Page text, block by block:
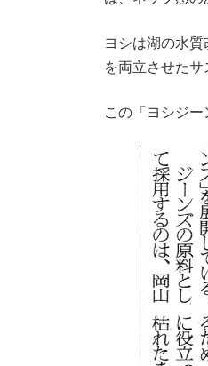
ヨシは湖の水
を両立させたサ
この「ヨシジ